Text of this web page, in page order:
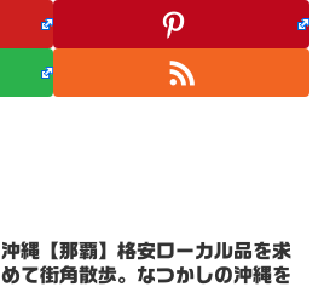
沖縄【那覇】格安ローカル品を求
めて街角散歩。なつかしの沖縄を